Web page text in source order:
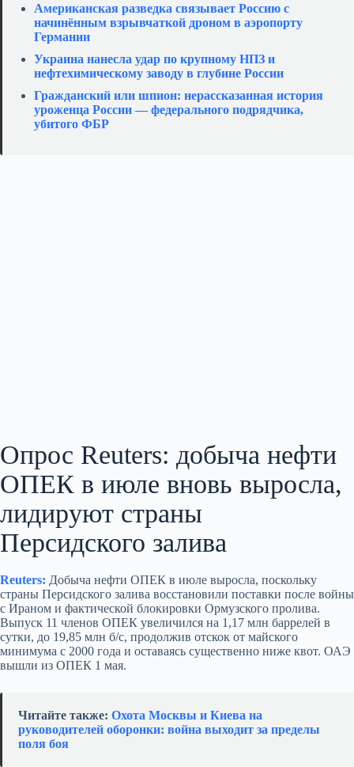
Американская разведка связывает Россию с
начинённым взрывчаткой дроном в аэропорту
Германии
Украина нанесла удар по крупному НПЗ и
нефтехимическому заводу в глубине России
Гражданский или шпион: нерассказанная история
уроженца России — федерального подрядчика,
убитого ФБР
Опрос Reuters: добыча нефти
ОПЕК в июле вновь выросла,
лидируют страны
Персидского залива
Reuters: Добыча нефти ОПЕК в июле выросла, поскольку
страны Персидского залива восстановили поставки после войны
с Ираном и фактической блокировки Ормузского пролива.
Выпуск 11 членов ОПЕК увеличился на 1,17 млн баррелей в
сутки, до 19,85 млн б/с, продолжив отскок от майского
минимума с 2000 года и оставаясь существенно ниже квот. ОАЭ
вышли из ОПЕК 1 мая.
Читайте также: Охота Москвы и Киева на
руководителей оборонки: война выходит за пределы
поля боя